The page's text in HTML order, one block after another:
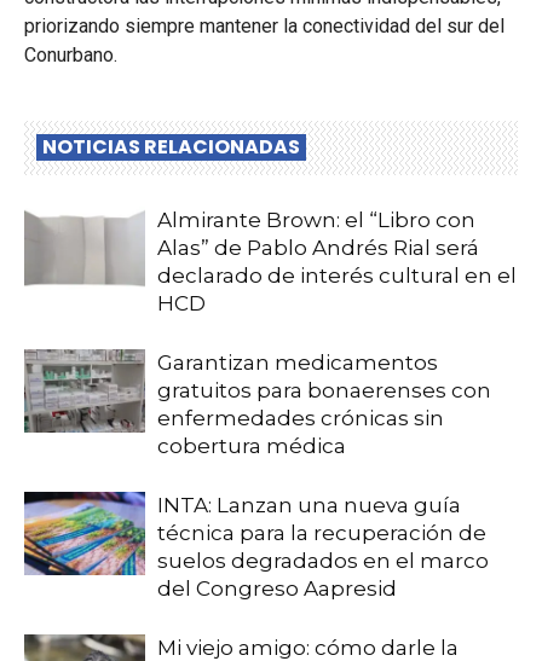
priorizando siempre mantener la conectividad del sur del
Conurbano.
NOTICIAS RELACIONADAS
Almirante Brown: el “Libro con
Alas” de Pablo Andrés Rial será
declarado de interés cultural en el
HCD
Garantizan medicamentos
gratuitos para bonaerenses con
enfermedades crónicas sin
cobertura médica
INTA: Lanzan una nueva guía
técnica para la recuperación de
suelos degradados en el marco
del Congreso Aapresid
Mi viejo amigo: cómo darle la